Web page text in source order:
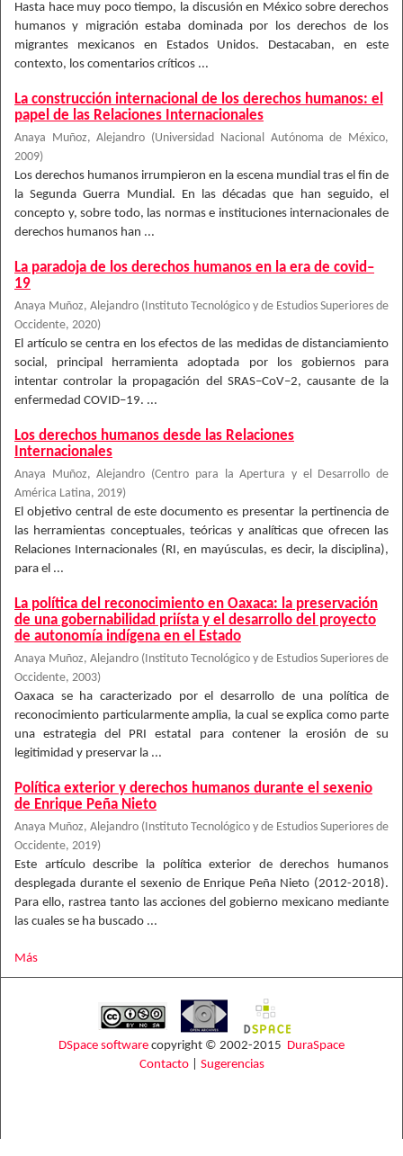
Hasta hace muy poco tiempo, la discusión en México sobre derechos
humanos y migración estaba dominada por los derechos de los
migrantes mexicanos en Estados Unidos. Destacaban, en este
contexto, los comentarios críticos ...
La construcción internacional de los derechos humanos: el
papel de las Relaciones Internacionales
Anaya Muñoz, Alejandro (Universidad Nacional Autónoma de México,
2009)
Los derechos humanos irrumpieron en la escena mundial tras el fin de
la Segunda Guerra Mundial. En las décadas que han seguido, el
concepto y, sobre todo, las normas e instituciones internacionales de
derechos humanos han ...
La paradoja de los derechos humanos en la era de covid–
19
Anaya Muñoz, Alejandro ( Instituto Tecnológico y de Estudios Superiores de
Occidente, 2020)
El artículo se centra en los efectos de las medidas de distanciamiento
social, principal herramienta adoptada por los gobiernos para
intentar controlar la propagación del SRAS–CoV–2, causante de la
enfermedad COVID–19. ...
Los derechos humanos desde las Relaciones
Internacionales
Anaya Muñoz, Alejandro (Centro para la Apertura y el Desarrollo de
América Latina, 2019)
El objetivo central de este documento es presentar la pertinencia de
las herramientas conceptuales, teóricas y analíticas que ofrecen las
Relaciones Internacionales (RI, en mayúsculas, es decir, la disciplina),
para el ...
La política del reconocimiento en Oaxaca: la preservación
de una gobernabilidad priísta y el desarrollo del proyecto
de autonomía indígena en el Estado
Anaya Muñoz, Alejandro ( Instituto Tecnológico y de Estudios Superiores de
Occidente, 2003)
Oaxaca se ha caracterizado por el desarrollo de una política de
reconocimiento particularmente amplia, la cual se explica como parte
una estrategia del PRI estatal para contener la erosión de su
legitimidad y preservar la ...
Política exterior y derechos humanos durante el sexenio
de Enrique Peña Nieto
Anaya Muñoz, Alejandro ( Instituto Tecnológico y de Estudios Superiores de
Occidente, 2019)
Este artículo describe la política exterior de derechos humanos
desplegada durante el sexenio de Enrique Peña Nieto (2012-2018).
Para ello, rastrea tanto las acciones del gobierno mexicano mediante
las cuales se ha buscado ...
Más
DSpace software copyright © 2002-2015 DuraSpace
Contacto| Sugerencias